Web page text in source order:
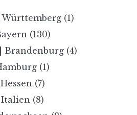
Württemberg (1)
(130)
Brandenburg(4)
(1)
Hessen (7)
Italien (8)